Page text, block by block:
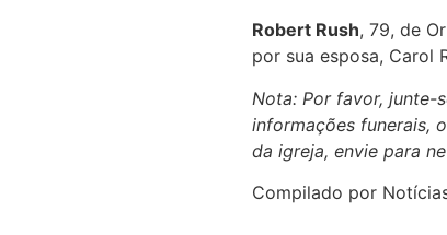
Robert Rush, 79, de
por sua esposa, Carol
Nota: Por favor, junte-
informações funerais,
da igreja, envie para
Compilado por